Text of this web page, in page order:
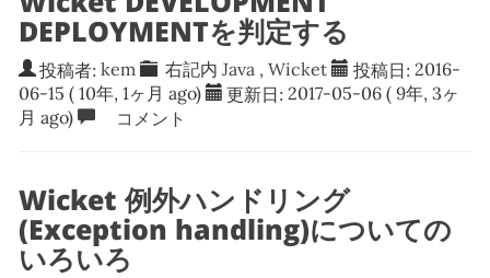
DEPLOYMENTを判定する
投稿者: kem 右記内Java ,Wicket 投稿日: 2016-
06-15 ( 10年, 1ヶ月 ago) 更新日: 2017-05-06 ( 9年, 3ヶ
月 ago)
コメント
Wicket 例外ハンドリング
(Exception handling)についての
いろいろ